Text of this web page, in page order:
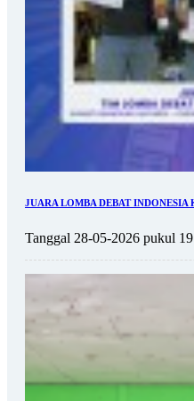
JUARA LOMBA DEBAT INDONESIA
Tanggal 28-05-2026 pukul